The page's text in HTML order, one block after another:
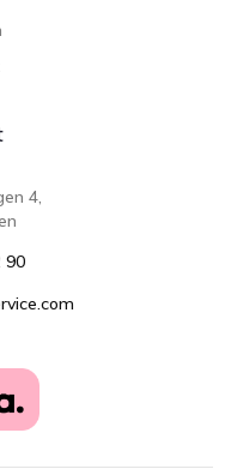
4,
90